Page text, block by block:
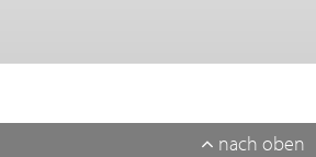
nach oben